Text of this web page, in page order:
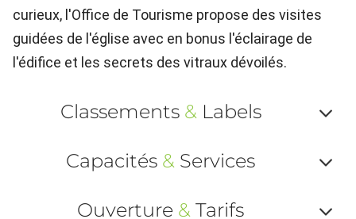
curieux, l'Office de Tourisme propose des visites
guidées de l'église avec en bonus l'éclairage de
l'édifice et les secrets des vitraux dévoilés.
Classements & Labels
ou
Capacités & Services
Ouverture & Tarifs